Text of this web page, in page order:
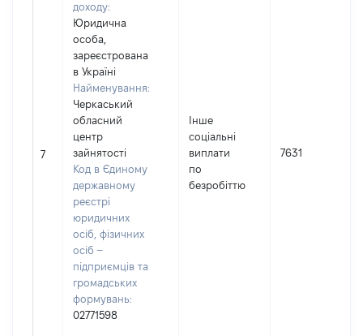
7
доходу:
Юридична
особа,
зареєстрована
в Україні
Найменування:
Черкаський
обласний
центр
зайнятості
Код в Єдиному
державному
реєстрі
юридичних
осіб, фізичних
осіб –
підприємців та
громадських
формувань:
02771598
Інше
соціальні
виплати
по
безробіттю
7631